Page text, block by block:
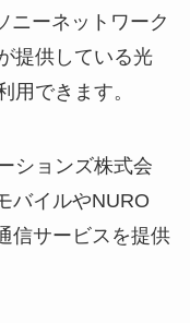
ニーネットワーク
提供している光
用できます。
ションズ株式会
バイルやNURO
信サービスを提供